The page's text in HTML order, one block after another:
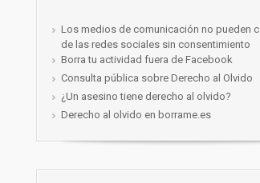
Los medios de comunicación no pueden
de las redes sociales sin consentimiento
Borra tu actividad fuera de Facebook
Consulta pública sobre Derecho al Olvido
¿Un asesino tiene derecho al olvido?
Derecho al olvido en borrame.es